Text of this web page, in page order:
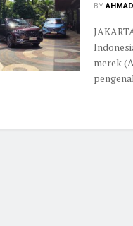
BY AHMAD
merek